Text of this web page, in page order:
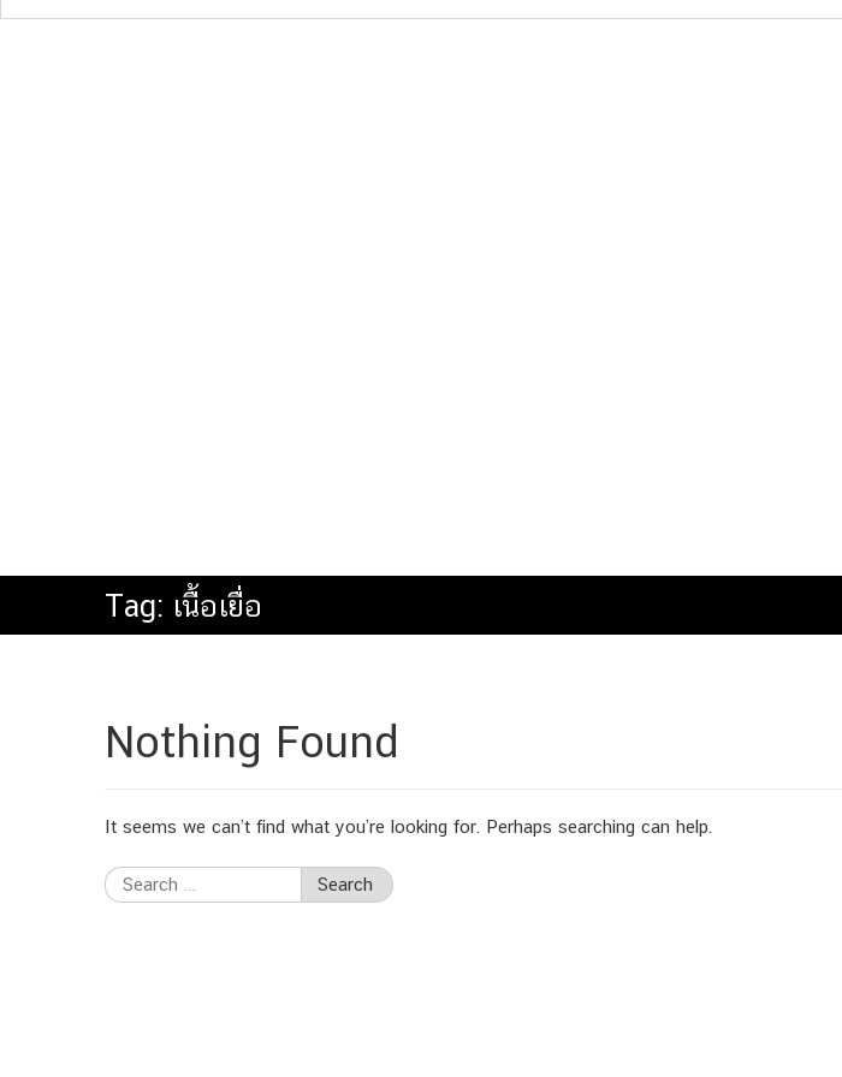
Tag: เนื้อเยื่อ
Nothing Found
It seems we can’t find what you’re looking for. Perhaps searching can help.
Search
for: